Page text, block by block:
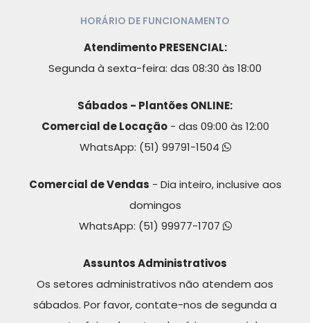
HORÁRIO DE FUNCIONAMENTO
Atendimento PRESENCIAL:
Segunda à sexta-feira: das 08:30 às 18:00
Sábados - Plantões ONLINE:
Comercial de Locação- das 09:00 às 12:00
WhatsApp: (51) 99791-1504
Comercial de Vendas - Dia inteiro, inclusive aos
domingos
WhatsApp: (51) 99977-1707
Assuntos Administrativos
Os setores administrativos não atendem aos
sábados. Por favor, contate-nos de segunda a